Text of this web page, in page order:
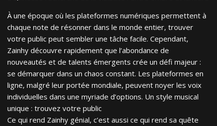
À une époque où les plateformes numériques permettent à
chaque note de résonner dans le monde entier, trouver
votre public peut sembler une tâche facile. Cependant,
Zainhy découvre rapidement que l’abondance de
nouveautés et de talents émergents crée un défi majeur :
se démarquer dans un chaos constant. Les plateformes en
ligne, malgré leur portée mondiale, peuvent noyer les voix
individuelles dans une myriade d’options. Un style musical
unique : trouvez votre public
Ce qui rend Zainhy génial, c’est aussi ce qui rend sa quête